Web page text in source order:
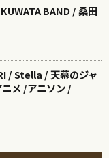
BAND / 桑田
/ Stella / 天幕のジャ
メ /アニソン /